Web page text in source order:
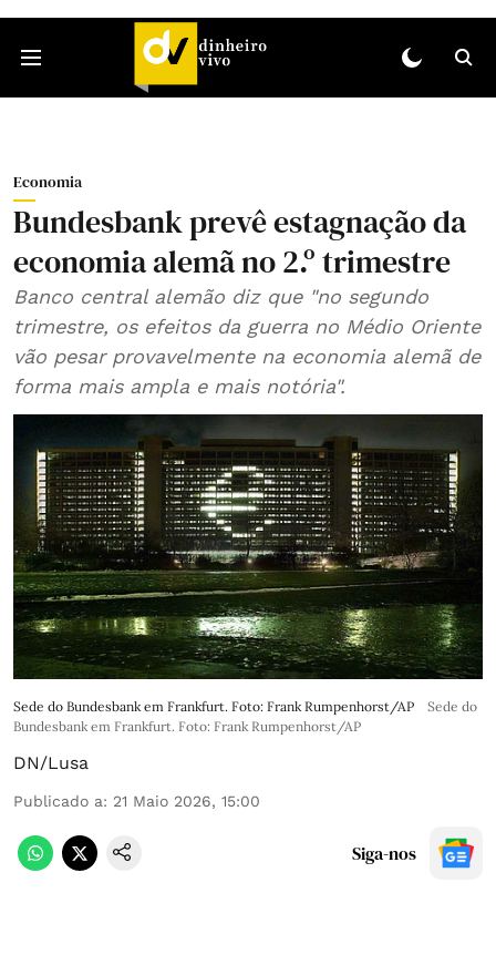
Economia
Bundesbank prevê estagnação da
economia alemã no 2.º trimestre
Banco central alemão diz que "no segundo
trimestre, os efeitos da guerra no Médio Oriente
vão pesar provavelmente na economia alemã de
forma mais ampla e mais notória".
Sede do Bundesbank em Frankfurt. Foto: Frank Rumpenhorst/AP
Sede do
Bundesbank em Frankfurt. Foto: Frank Rumpenhorst/AP
DN/Lusa
Publicado a: 21 Maio 2026, 15:00
Siga-nos